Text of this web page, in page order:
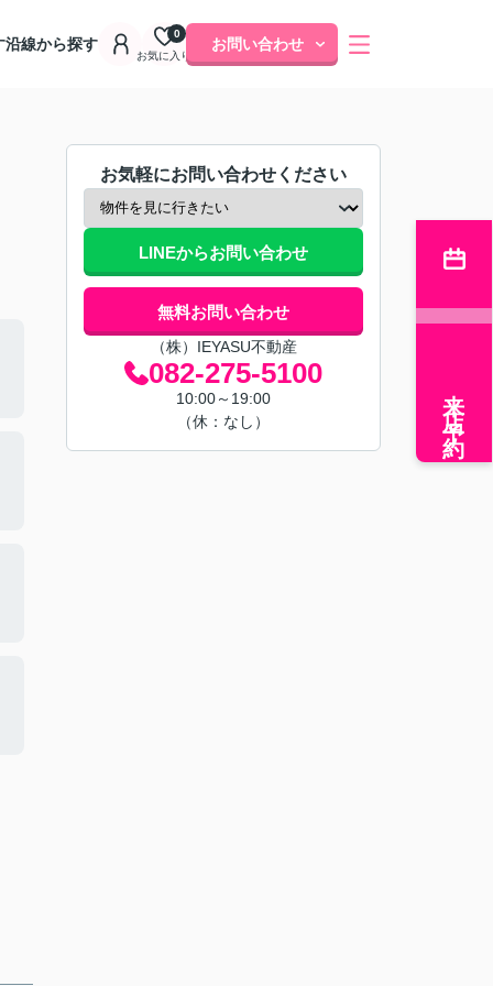
沿線から探す
お気に入り
0
お問い合わせ
お気軽にお問い合わせください
LINEからお問い合わせ
無料お問い合わせ
（株）IEYASU不動産
082-275-5100
10:00～19:00
（休：なし）
来店予約